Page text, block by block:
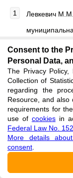
Левкевич
реализация
Рудлицкая
Решение
13.10.2011 №
года».
Годовой
Consent to the
Personal Data,
The Privacy Policy,
Collection of
regarding the
Resource, and also
requirements for
use of cookiesin
Federal Law No.
More details
consent